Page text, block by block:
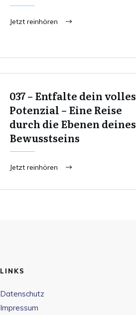
Jetzt reinhören
037 – Entfalte dein volles
Potenzial – Eine Reise
durch die Ebenen deines
Bewusstseins
Jetzt reinhören
LINKS
Datenschutz
Impressum